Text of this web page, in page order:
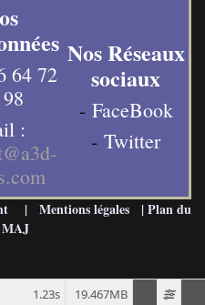
64 72
:
Nos Réseaux
sociaux
- FaceBook
- Twitter
| Mentions légales |Plan du
MAJ
19.467MB
1.23s